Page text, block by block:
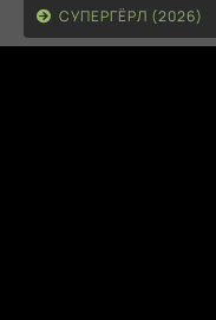
СУПЕРГЁРЛ (2026)